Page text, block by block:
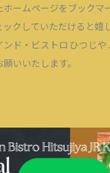
ームページをブックマ
クしていただけると嬉
ンド・ビストロ ひつじや
いいたします。